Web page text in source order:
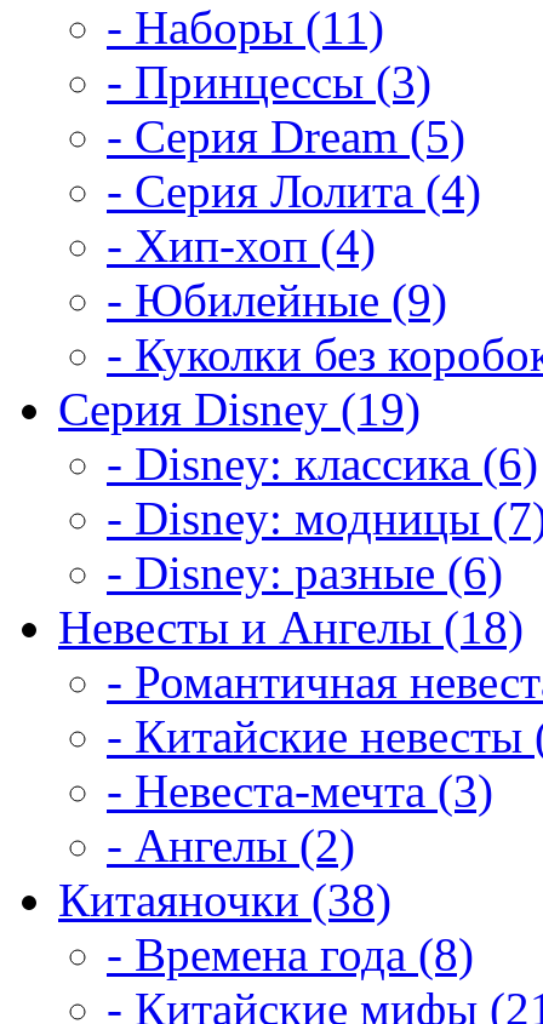
- Наборы (11)
- Принцессы (3)
- Серия Dream (5)
- Серия Лолита (4)
- Хип-хоп (4)
- Юбилейные (9)
- Куколки без
Серия Disney (19)
- Disney: классика (6)
- Disney: модницы
- Disney: разные (6)
Невесты и Ангелы (18)
- Романтичная
- Китайские невесты
- Невеста-мечта (3)
- Ангелы (2)
Китаяночки (38)
- Времена года (8)
- Китайские мифы